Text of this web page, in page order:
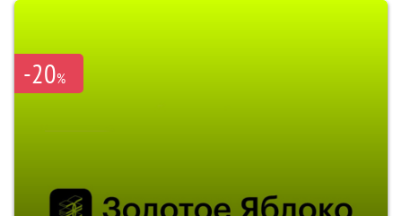
-20%